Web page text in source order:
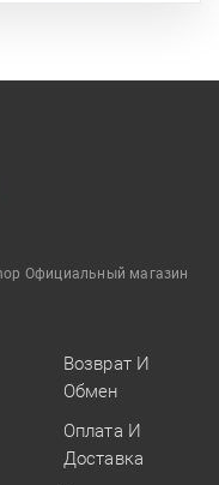
Официальный магазин
Возврат И
Обмен
Оплата И
Доставка